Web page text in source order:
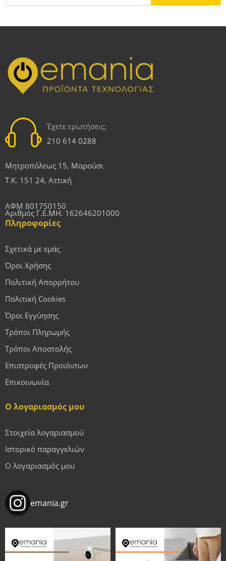
Έχετε ερωτήσεις;
210 614 0288
Μητροπόλεως 15, Μαρούσι
Τ.Κ. 151 24, Αττική
ΑΦΜ 801750150
Αριθμός Γ.Ε.ΜΗ. 162646201000
Πληροφορίες
Σχετικά με εμάς
Όροι Χρήσης
Πολιτική Απορρήτου
Πολιτική Cookies
Όροι Εγγύησης
Τρόποι Πληρωμής
Τρόποι Αποστολής
Επιστροφές Προϊόντων
Επικοινωνία
Ο λογαριασμός μου
Στοιχεία λογαριασμού
Ιστορικό παραγγελιών
Ο λογαριασμός μου
emania.gr